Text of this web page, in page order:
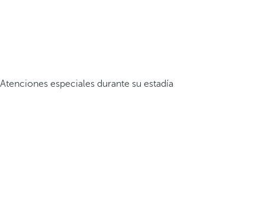
Atenciones especiales durante su estadía